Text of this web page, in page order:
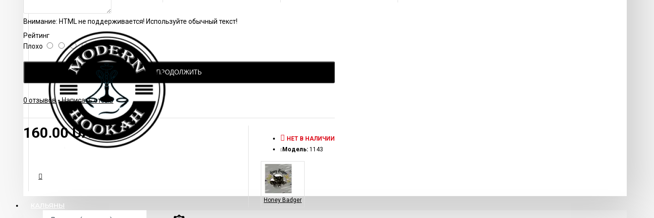
КАЛЬЯНЫ
Внимание: HTML не поддерживается! Используйте обычный текст!
Рейтинг
Плохо
Хорошо
ПРОДОЛЖИТЬ
0 отзывов -Написать отзыв
160.00 UAH
НЕТ В НАЛИЧИИ
Модель: 1143
Honey Badger